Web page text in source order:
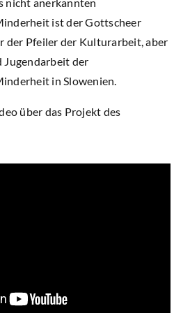
ist der Gottscheer
der Pfeiler der Kulturarbeit, aber
Jugendarbeit der
in Slowenien.
über das Projekt des